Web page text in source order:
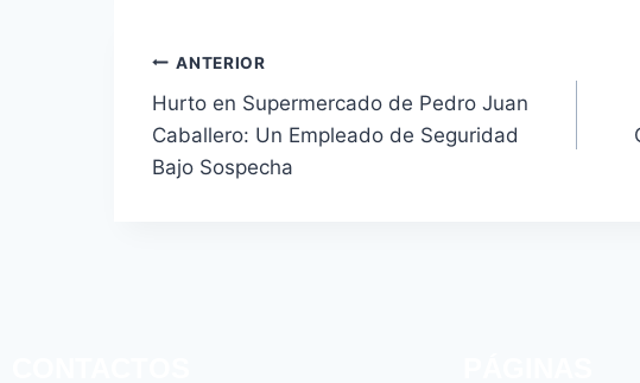
ANTERIOR
Hurto en Supermercado de Pedro Juan
Caballero: Un Empleado de Seguridad
Bajo Sospecha